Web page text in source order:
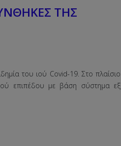
ΤΗΣ
του ιού Covid-19. Στο πλαίσιο
επιπέδου με βάση σύστημα εξ